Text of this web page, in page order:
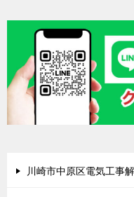
川崎市中原区電気工事